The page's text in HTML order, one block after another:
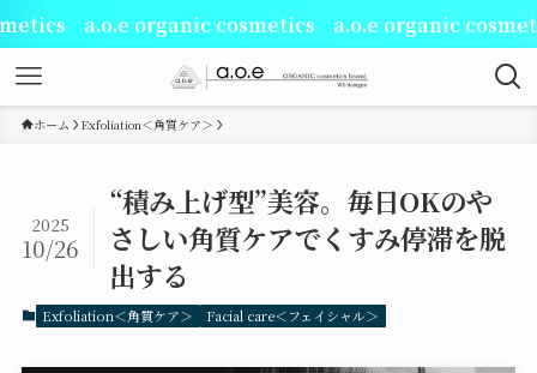
organic cosmetics a.o.e organic cosmetics
ホーム Exfoliation＜角質ケア＞
“積み上げ型”美容。毎日OKのや
さしい角質ケアでくすみ停滞を脱
出する
2025
10/26
Exfoliation＜角質ケア＞ Facial care＜フェイシャル＞